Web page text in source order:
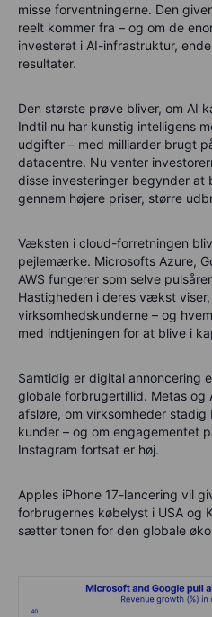
misse forventningerne. Den
reelt kommer fra – og om de
investeret i AI-infrastruktur,
resultater.
Den største prøve bliver, om AI
Indtil nu har kunstig intelligens
udgifter – med milliarder brugt
datacentre. Nu venter
disse investeringer begynder at
gennem højere priser, større
Væksten i cloud-forretningen
pejlemærke. Microsofts Azure,
AWS fungerer som selve
Hastigheden i deres vækst
virksomhedskunderne – og
med indtjeningen for at blive i
Samtidig er digital annoncering
globale forbrugertillid. Metas og
afsløre, om virksomheder
kunder – og om engagementet
Instagram fortsat er høj.
Apples iPhone 17-lancering vil
forbrugernes købelyst i USA og
sætter tonen for den globale